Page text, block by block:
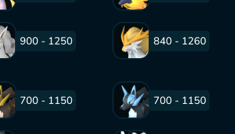
900 - 1250 840 - 1260
700 - 1150 700 - 1150